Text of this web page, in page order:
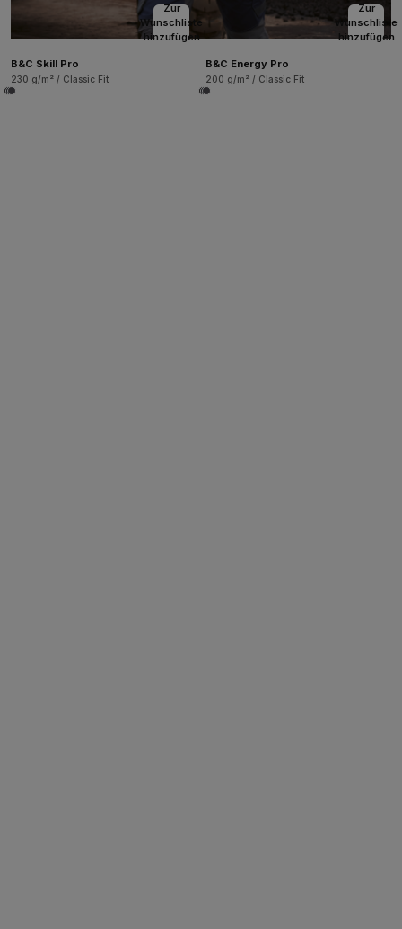
Zur
Wunschliste
hinzufügen
B&C Skill Pro
230 g/m² / Classic Fit
Zur
Wunschliste
hinzufügen
B&C Energy Pro
200 g/m² / Classic Fit